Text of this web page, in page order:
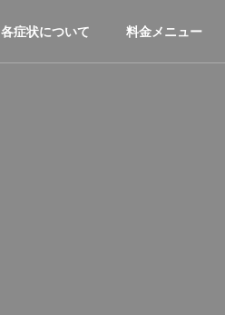
各症状について 料金メニュー